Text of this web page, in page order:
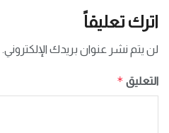
اترك تعليقاً
لن يتم نشر عنوان بريدك الإلكتروني.
التعليق *